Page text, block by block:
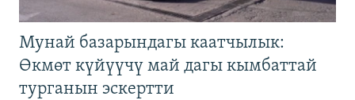
Мунай базарындагы каатчылык:
Өкмөт күйүүчү май дагы кымбаттай
турганын эскертти